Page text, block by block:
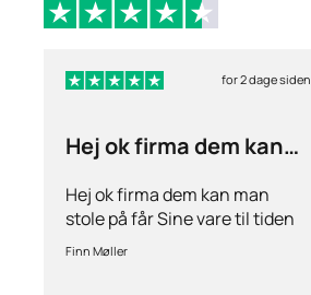
for 2 dage siden
Hej ok firma dem kan
Hej ok firma dem kan man
stole på får Sine vare til tiden
hurtig levering inden for 2
Finn Møller